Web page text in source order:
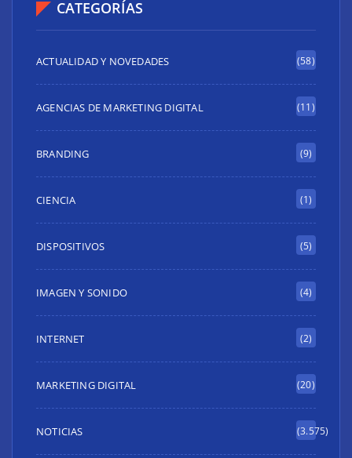
CATEGORÍAS
ACTUALIDAD Y NOVEDADES (58)
AGENCIAS DE MARKETING DIGITAL (11)
BRANDING (9)
CIENCIA (1)
DISPOSITIVOS (5)
IMAGEN Y SONIDO (4)
INTERNET (2)
MARKETING DIGITAL (20)
NOTICIAS (3.575)